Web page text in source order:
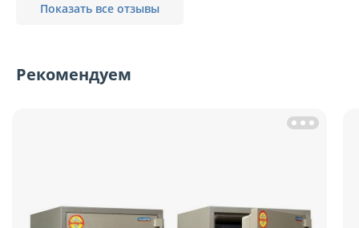
Показать все отзывы
Рекомендуем